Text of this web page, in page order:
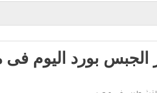
الجبس بورد اليوم